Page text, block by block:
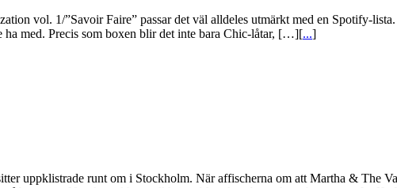
vol. 1/”Savoir Faire” passar det väl alldeles utmärkt med en Spotify-
ha med. Precis som boxen blir det inte bara Chic-låtar, […][...]
uppklistrade runt om i Stockholm. När affischerna om att Martha & The